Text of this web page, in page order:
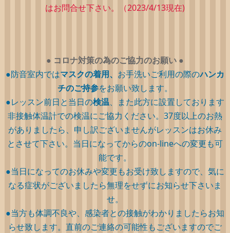
はお問合せ下さい。（2023/4/13現在)
● コロナ対策の為のご協力のお願い ●
●防音室内ではマスクの着用、 お手洗いご利用の際のハンカ
チのご持参をお願い致します。
●レッスン前日と当日の検温、また此方に設置しております
非接触体温計での検温にご協力ください。37度以上のお熱
がありましたら、申し訳ございませんがレッスンはお休み
とさせて下さい。当日になってからのon-lineへの変更も可
能です。
●当日になってのお休みや変更もお受け致しますので、気に
なる症状がございましたら無理をせずにお知らせ下さいま
せ。
●当方も体調不良や、感染者との接触がわかりましたらお知
らせ致します。直前のご連絡の可能性もございますのでご